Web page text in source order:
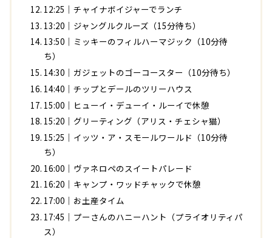
12:25｜チャイナボイジャーでランチ
13:20｜ジャングルクルーズ（15分待ち）
13:50｜ミッキーのフィルハーマジック（10分待
ち）
14:30｜ガジェットのゴーコースター（10分待ち）
14:40｜チップとデールのツリーハウス
15:00｜ヒューイ・デューイ・ルーイで休憩
15:20｜グリーティング（アリス・チェシャ猫）
15:25｜イッツ・ア・スモールワールド（10分待
ち）
16:00｜ヴァネロペのスイートパレード
16:20｜キャンプ・ワッドチャックで休憩
17:00｜お土産タイム
17:45｜プーさんのハニーハント（プライオリティパ
ス）